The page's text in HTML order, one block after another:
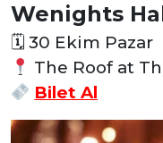
Wenights
🗓 30 Ekim Pazar
The Roof at
Bilet Al